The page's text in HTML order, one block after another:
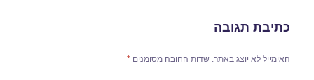
כתיבת תגובה
האימייל לא יוצג באתר. שדות החובה מסומנים*